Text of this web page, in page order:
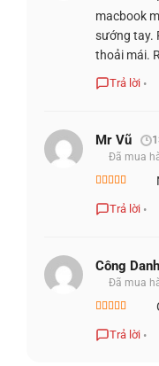
HIỆU SUẤT
Chiếc máy mình
máy này sẽ chậm
CPU ​​Ryzen 7 của
những công việc cơ
Được xếp
hạng55 sao
macbook
sướng tay.
thoải mái.
Trả lời •
Mr Vũ
Đã mua
hạng55 sao
Trả lời •
Công Danh
Đã mua
hạng55 sao
Trả lời •